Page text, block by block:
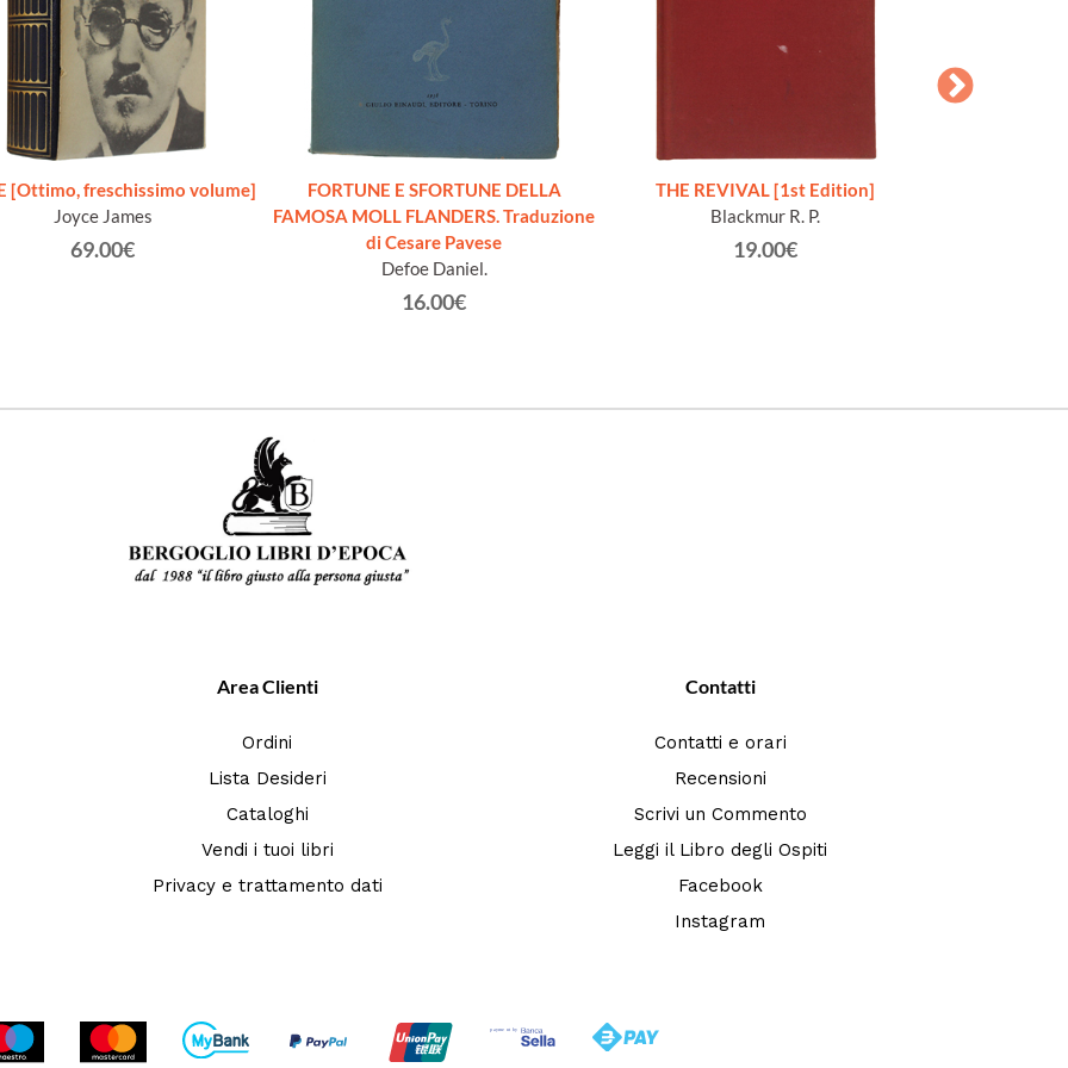
[Ottimo, freschissimo volume]
Joyce James
69.00€
FORTUNE E SFORTUNE DELLA
FAMOSA MOLL FLANDERS. Traduzione
di Cesare Pavese
Defoe Daniel.
16.00€
THE REVIVAL [1st Edition]
Blackmur R. P.
19.00€
Area Clienti
Ordini
Lista Desideri
Cataloghi
Vendi i tuoi libri
Privacy e trattamento dati
Contatti
Contatti e orari
Recensioni
Scrivi un Commento
Leggi il Libro degli Ospiti
Facebook
Instagram